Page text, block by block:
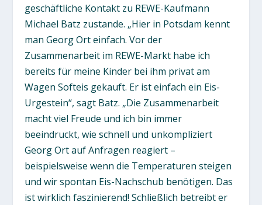
geschäftliche Kontakt zu REWE-Kaufmann
Michael Batz zustande. „Hier in Potsdam kennt
man Georg Ort einfach. Vor der
Zusammenarbeit im REWE-Markt habe ich
bereits für meine Kinder bei ihm privat am
Wagen Softeis gekauft. Er ist einfach ein Eis-
Urgestein“, sagt Batz. „Die Zusammenarbeit
macht viel Freude und ich bin immer
beeindruckt, wie schnell und unkompliziert
Georg Ort auf Anfragen reagiert –
beispielsweise wenn die Temperaturen steigen
und wir spontan Eis-Nachschub benötigen. Das
ist wirklich faszinierend! Schließlich betreibt er